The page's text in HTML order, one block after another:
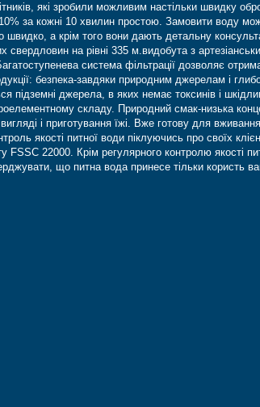
які зробили можливим настільки швидку
за кожні 10 хвилин простою. Замовити воду
а крім того вони дають детальну
на рівні 335 м.видобута з
система фільтрації дозволяє
безпека-завдяки природним джерелам і
підземні джерела, в яких немає токсинів і
складу. Природний смак-низька
і приготування їжі. Вже готову для
якості питної води піклуючись про своїх
FSSC 22000. Крім регулярного контролю якості
що питна вода принесе тільки користь